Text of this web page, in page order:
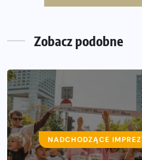
Wystartuje rekordowa liczba
Zobacz podobne
NADCHODZĄCE